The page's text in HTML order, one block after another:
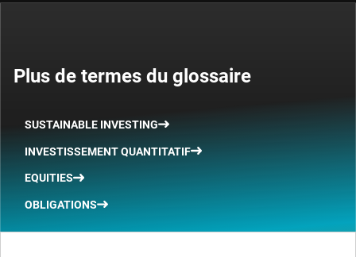
Plus de termes du glossaire
SUSTAINABLE INVESTING
INVESTISSEMENT QUANTITATIF
EQUITIES
OBLIGATIONS